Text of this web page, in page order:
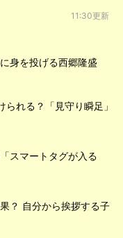
11:30更新
身を投げる西郷隆盛
れる？「見守り瞬足」
スマートタグが入る
？ 自分から挨拶する子